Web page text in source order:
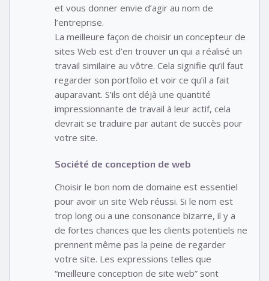
et vous donner envie d’agir au nom de
l’entreprise.
La meilleure façon de choisir un concepteur de
sites Web est d’en trouver un qui a réalisé un
travail similaire au vôtre. Cela signifie qu’il faut
regarder son portfolio et voir ce qu’il a fait
auparavant. S’ils ont déjà une quantité
impressionnante de travail à leur actif, cela
devrait se traduire par autant de succès pour
votre site.
Société de conception de web
Choisir le bon nom de domaine est essentiel
pour avoir un site Web réussi. Si le nom est
trop long ou a une consonance bizarre, il y a
de fortes chances que les clients potentiels ne
prennent même pas la peine de regarder
votre site. Les expressions telles que
“meilleure conception de site web” sont